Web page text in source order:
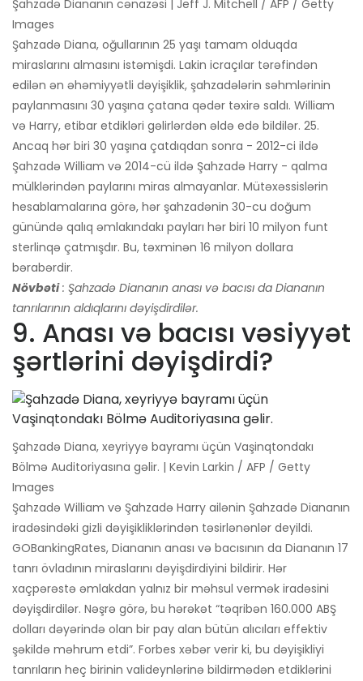
Şahzadə Diananın cənazəsi | Jeff J. Mitchell / AFP / Getty
Images
Şahzadə Diana, oğullarının 25 yaşı tamam olduqda
miraslarını almasını istəmişdi. Lakin icraçılar tərəfindən
edilən ən əhəmiyyətli dəyişiklik, şahzadələrin səhmlərinin
paylanmasını 30 yaşına çatana qədər təxirə saldı. William
və Harry, etibar etdikləri gəlirlərdən əldə edə bildilər. 25.
Ancaq hər biri 30 yaşına çatdıqdan sonra - 2012-ci ildə
Şahzadə William və 2014-cü ildə Şahzadə Harry - qalma
mülklərindən paylarını miras almayanlar. Mütəxəssislərin
hesablamalarına görə, hər şahzadənin 30-cu doğum
günündə qalıq əmlakındakı payları hər biri 10 milyon funt
sterlinqə çatmışdır. Bu, təxminən 16 milyon dollara
bərabərdir.
Növbəti : Şahzadə Diananın anası və bacısı da Diananın
tanrılarının aldıqlarını dəyişdirdilər.
9. Anası və bacısı vəsiyyət
şərtlərini dəyişdirdi?
Şahzadə Diana, xeyriyyə bayramı üçün Vaşinqtondakı
Bölmə Auditoriyasına gəlir. | Kevin Larkin / AFP / Getty
Images
Şahzadə William və Şahzadə Harry ailənin Şahzadə Diananın
iradəsindəki gizli dəyişikliklərindən təsirlənənlər deyildi.
GOBankingRates, Diananın anası və bacısının da Diananın 17
tanrı övladının miraslarını dəyişdirdiyini bildirir. Hər
xaçpərəstə əmlakdan yalnız bir məhsul vermək iradəsini
dəyişdirdilər. Nəşrə görə, bu hərəkət “təqribən 160.000 ABŞ
dolları dəyərində olan bir pay alan bütün alıcıları effektiv
şəkildə məhrum etdi”. Forbes xəbər verir ki, bu dəyişikliyi
tanrıların heç birinin valideynlərinə bildirmədən etdiklərini